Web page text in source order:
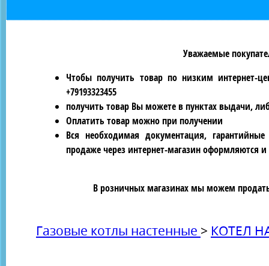
Уважаемые
Чтобы получить товар по низким интернет-
+79193323455
получить товар Вы можете в пунктах выдачи,
Оплатить товар можно при получении
Вся необходимая документация,
продаже через интернет-магазин оформляются
В розничных магазинах мы можем
Газовые котлы настенные > КОТЕЛ